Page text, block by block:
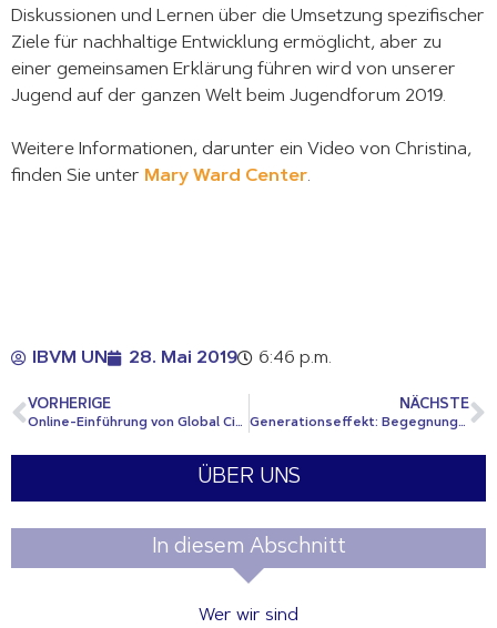
Diskussionen und Lernen über die Umsetzung spezifischer
Ziele für nachhaltige Entwicklung ermöglicht, aber zu
einer gemeinsamen Erklärung führen wird von unserer
Jugend auf der ganzen Welt beim Jugendforum 2019.
Weitere Informationen, darunter ein Video von Christina,
finden Sie unter Mary Ward Center.
IBVM UN 28. Mai 2019 6:46 p.m.
VORHERIGE
Online-Einführung von Global Citizenship: Die Perspektive von IBVM-Ausbildern
NÄCHSTE
Generationseffekt: Begegnungen für eine nachhaltige Zukunft
ÜBER UNS
In diesem Abschnitt
Wer wir sind